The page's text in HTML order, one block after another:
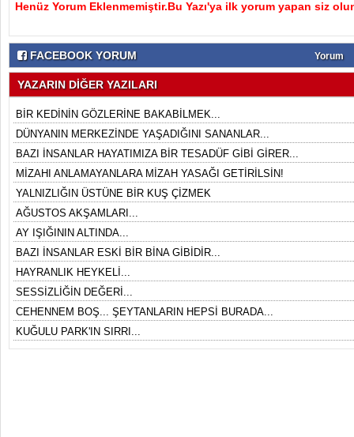
Henüz Yorum Eklenmemiştir.Bu Yazı'ya ilk yorum yapan siz
FACEBOOK YORUM Yorum
YAZARIN DİĞER YAZILARI
BİR KEDİNİN GÖZLERİNE BAKABİLMEK...
DÜNYANIN MERKEZİNDE YAŞADIĞINI SANANLAR...
BAZI İNSANLAR HAYATIMIZA BİR TESADÜF GİBİ GİRER...
MİZAHI ANLAMAYANLARA MİZAH YASAĞI GETİRİLSİN!
YALNIZLIĞIN ÜSTÜNE BİR KUŞ ÇİZMEK
AĞUSTOS AKŞAMLARI...
AY IŞIĞININ ALTINDA...
BAZI İNSANLAR ESKİ BİR BİNA GİBİDİR...
HAYRANLIK HEYKELİ...
SESSİZLİĞİN DEĞERİ...
CEHENNEM BOŞ... ŞEYTANLARIN HEPSİ BURADA...
KUĞULU PARK'IN SIRRI...